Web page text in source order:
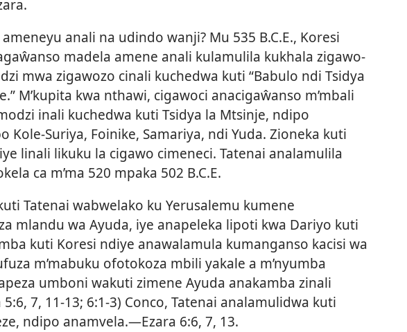
anali na udindo wanji? Mu 535 B.C.E., Koresi
madela amene anali kulamulila kukhala zigawo-
mwa zigawozo cinali kuchedwa kuti “Babulo ndi Tsidya
M’kupita kwa nthawi, cigawoci anacigaŵanso m’mbali
inali kuchedwa kuti Tsidya la Mtsinje, ndipo
Kole-Suriya, Foinike, Samariya, ndi Yuda. Zioneka kuti
linali likuku la cigawo cimeneci. Tatenai analamulila
ca m’ma 520 mpaka 502 B.C.E.
Tatenai wabwelako ku Yerusalemu kumene
mlandu wa Ayuda, iye anapeleka lipoti kwa Dariyo kuti
kuti Koresi ndiye anawalamula kumanganso kacisi wa
m’mabuku ofotokoza mbili yakale a m’nyumba
umboni wakuti zimene Ayuda anakamba zinali
5:6, 7, 11-13; 6:1-3) Conco, Tatenai analamulidwa kuti
ndipo anamvela.—Ezara 6:6, 7, 13.